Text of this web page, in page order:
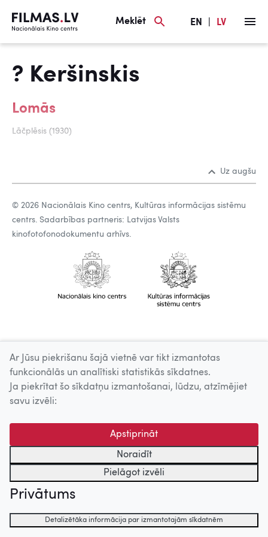
Meklēt EN LV
? Keršinskis
Lomās
Lāčplēsis (1930)
Uz augšu
© 2026 Nacionālais Kino centrs, Kultūras informācijas sistēmu
centrs. Sadarbības partneris: Latvijas Valsts
kinofotofonodokumentu arhīvs.
Ar Jūsu piekrišanu šajā vietnē var tikt izmantotas
funkcionālās un analītiski statistikās sīkdatnes.
Ja piekrītat šo sīkdatņu izmantošanai, lūdzu, atzīmējiet
savu izvēli:
Apstiprināt
Noraidīt
Pielāgot izvēli
Privātums
Detalizētāka informācija par izmantotajām sīkdatnēm